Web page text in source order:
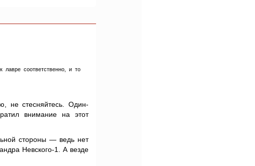
соответственно, и то
не стесняйтесь. Один-
внимание на этот
стороны — ведь нет
Невского-1. А везде